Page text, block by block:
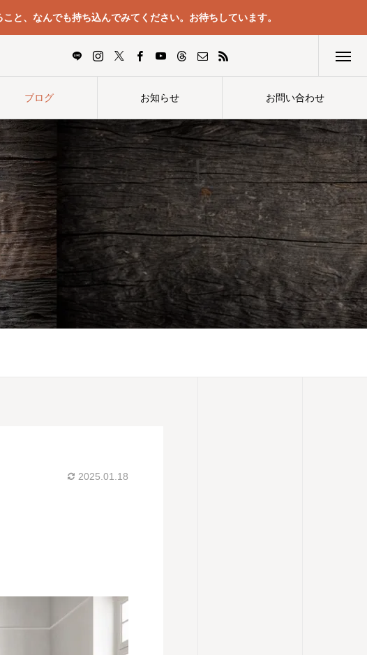
と、なんでも持ち込んでみてください。お待ちしています。
ブログ お知らせ お問い合わせ
2025.01.18